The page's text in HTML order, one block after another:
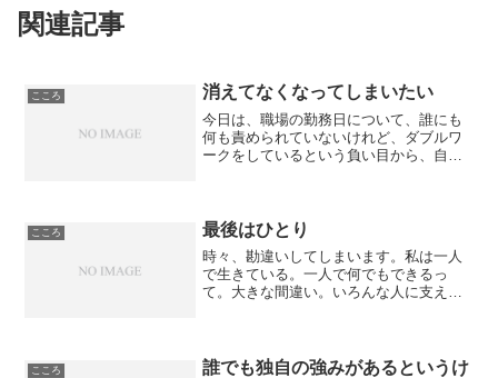
関連記事
こころ 消えてなくなってしまいたい
今日は、職場の勤務日について、誰にも
何も責められていないけれど、ダブルワ
ークをしているという負い目から、自分
から逃げ出したくなり、来...
こころ 最後はひとり
時々、勘違いしてしまいます。私は一人
で生きている。一人で何でもできるっ
て。大きな間違い。いろんな人に支えら
えません。支えをもらっても...
こころ
誰でも独自の強みがあるというけ